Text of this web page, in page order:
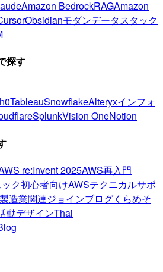
Amazon BedrockRAGAmazon
Obsidianモダンデータスタック
探す
TableauSnowflakeAlteryxインフォ
SplunkVision OneNotion
re:Invent 2025AWS再入門
ク初心者向けAWSテクニカルサポ
製造業関連ジョインブログくらめそ
動デザインThai